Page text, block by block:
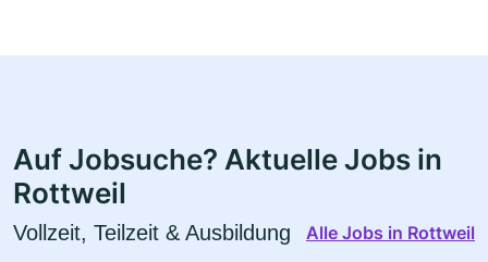
Auf Jobsuche? Aktuelle Jobs in
Rottweil
Vollzeit, Teilzeit & Ausbildung Alle Jobs in Rottweil